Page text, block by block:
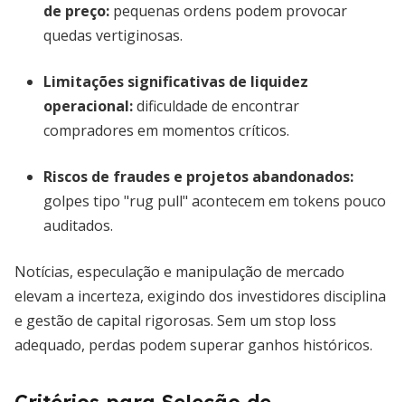
de preço: pequenas ordens podem provocar
quedas vertiginosas.
Limitações significativas de liquidez
operacional:dificuldade de encontrar
compradores em momentos críticos.
Riscos de fraudes e projetos abandonados:
golpes tipo "rug pull" acontecem em tokens pouco
auditados.
Notícias, especulação e manipulação de mercado
elevam a incerteza, exigindo dos investidores disciplina
e gestão de capital rigorosas. Sem um stop loss
adequado, perdas podem superar ganhos históricos.